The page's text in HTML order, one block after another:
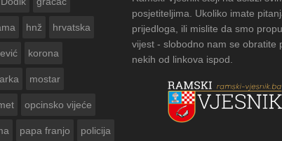
hnž hrvatska
korona
mostar
opcinsko vijeće
papa franjo policija
posjetiteljima. Ukoliko imate
prijedloga, ili mislite da smo
vijest - slobodno nam se obratite
nekih od linkova ispod.